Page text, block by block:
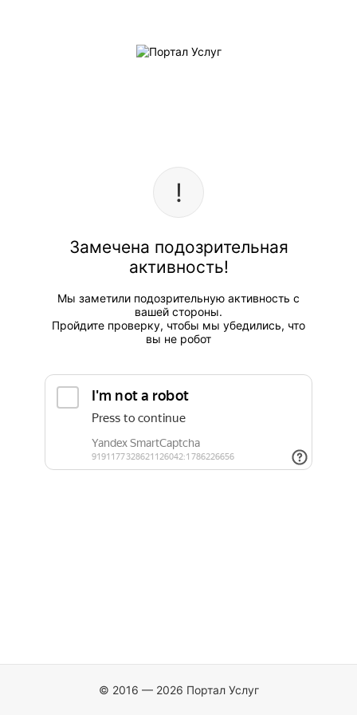
Замечена подозрительная
активность!
Мы заметили подозрительную активность с
вашей стороны.
Пройдите проверку, чтобы мы убедились, что
вы не робот
© 2016 — 2026 Портал Услуг